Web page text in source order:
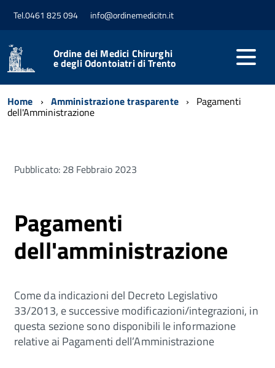
Tel.0461 825 094 info@ordinemedicitn.it
Ordine dei Medici Chirurghi
e degli Odontoiatri di Trento
Home Amministrazione trasparente Pagamenti
dell'Amministrazione
Pubblicato: 28 Febbraio 2023
Pagamenti
dell'amministrazione
Come da indicazioni del Decreto Legislativo
33/2013, e successive modificazioni/integrazioni, in
questa sezione sono disponibili le informazione
relative ai Pagamenti dell’Amministrazione